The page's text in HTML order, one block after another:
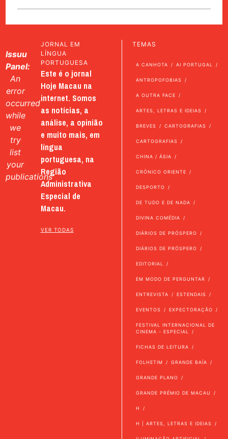
Issuu
Panel:
An
error
occurred
while
we
try
list
your
publications
JORNAL EM
LÍNGUA
PORTUGUESA
Este é o jornal
Hoje Macau na
internet. Somos
as notícias, a
análise, a opinião
e muito mais, em
língua
portuguesa, na
Região
Administrativa
Especial de
Macau.
VER TODAS
TEMAS
A CANHOTA AI PORTUGAL
ANTROPOFOBIAS
A OUTRA FACE
ARTES, LETRAS E IDEIAS
BREVES CARTOGRAFIAS
CARTOGRAFIAS
CHINA / ÁSIA
CRÓNICO ORIENTE
DESPORTO
DE TUDO E DE NADA
DIVINA COMÉDIA
DIÁRIOS DE PRÓSPERO
DIÁRIOS DE PRÓSPERO
EDITORIAL
EM MODO DE PERGUNTAR
ENTREVISTA ESTENDAIS
EVENTOS EXPECTORAÇÃO
FESTIVAL INTERNACIONAL DE
CINEMA - ESPECIAL
FICHAS DE LEITURA
FOLHETIM GRANDE BAÍA
GRANDE PLANO
GRANDE PRÉMIO DE MACAU
H
H | ARTES, LETRAS E IDEIAS